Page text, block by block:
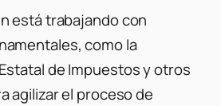
está trabajando con
como la
de Impuestos y otros
agilizar el proceso de